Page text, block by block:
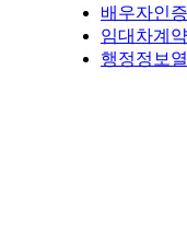
배우자인
임대차계
행정정보